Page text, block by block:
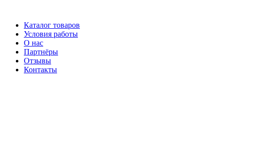
содержимому
Каталог товаров
Условия работы
О нас
Партнёры
Отзывы
Контакты